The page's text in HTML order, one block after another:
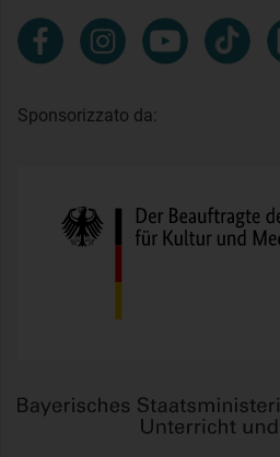
Sponsorizzato da: